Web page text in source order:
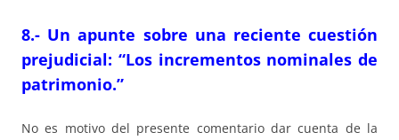
8.- Un apunte sobre una reciente cuestión
prejudicial: “Los incrementos nominales de
patrimonio.”
No es motivo del presente comentario dar cuenta de la